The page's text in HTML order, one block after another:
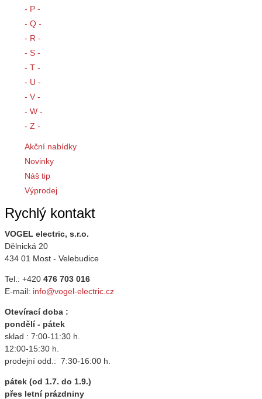
- P -
- Q -
- R -
- S -
- T -
- U -
- V -
- W -
- Z -
Akční nabídky
Novinky
Náš tip
Výprodej
Rychlý kontakt
VOGEL electric, s.r.o.
Dělnická 20
434 01 Most - Velebudice
Tel.: +420 476 703 016
E-mail: info@vogel-electric.cz
Otevírací doba :
pondělí - pátek
sklad : 7:00-11:30 h.
12:00-15:30 h.
prodejní odd.: 7:30-16:00 h.
pátek (od 1.7. do 1.9.)
přes letní prázdniny